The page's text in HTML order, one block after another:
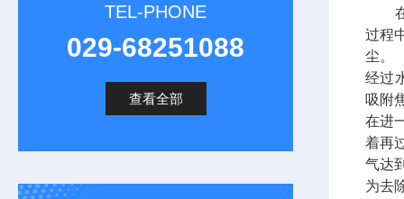
TEL-PHONE
029-68251088
查看全部
在
过程
尘。
经过
吸附
在进
着再
气达
为去